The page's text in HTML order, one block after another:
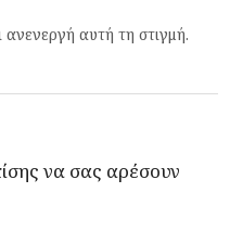
αυτή τη στιγμή.
να σας αρέσουν